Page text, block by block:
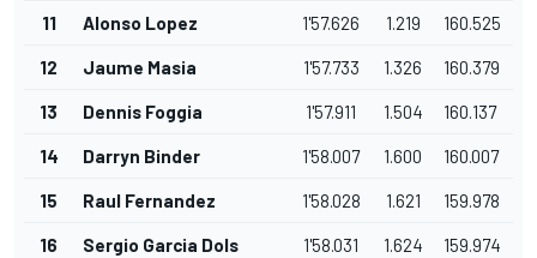
11 Alonso Lopez 1'57.626 1.219 160.525
12 Jaume Masia 1'57.733 1.326 160.379
13 Dennis Foggia 1'57.911 1.504 160.137
14 Darryn Binder 1'58.007 1.600 160.007
15 Raul Fernandez 1'58.028 1.621 159.978
16 Sergio Garcia Dols 1'58.031 1.624 159.974